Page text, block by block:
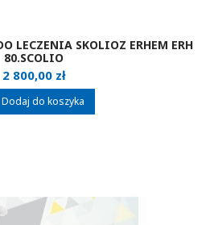
LECZENIA SKOLIOZ ERHEM ERH
80.SCOLIO
Cena
2 800,00 zł
Dodaj do koszyka